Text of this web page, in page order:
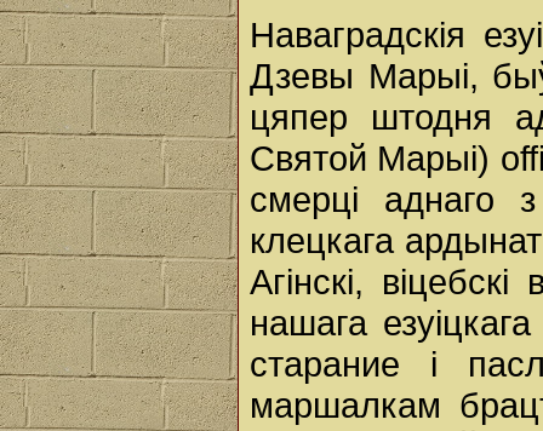
Наваградскія
Дзевы Марыі,
цяпер штодня
Святой Марыі)
смерці аднаго
клецкага
Агінскі,
нашага
старание i
маршалкам